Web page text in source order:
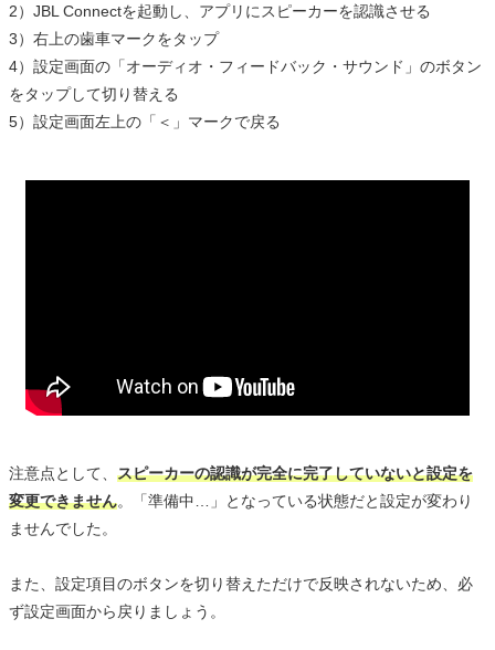
2）JBL Connectを起動し、アプリにスピーカーを認識させる
3）右上の歯車マークをタップ
4）設定画面の「オーディオ・フィードバック・サウンド」のボタン
をタップして切り替える
5）設定画面左上の「＜」マークで戻る
注意点として、 スピーカーの認識が完全に完了していないと設定を
変更できません。「準備中…」となっている状態だと設定が変わり
ませんでした。
また、設定項目のボタンを切り替えただけで反映されないため、必
ず設定画面から戻りましょう。